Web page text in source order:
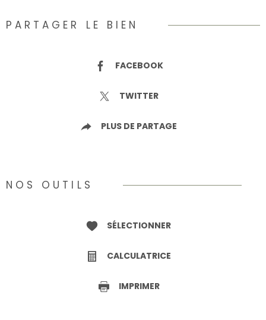
PARTAGER LE BIEN
FACEBOOK
TWITTER
PLUS DE PARTAGE
NOS OUTILS
SÉLECTIONNER
CALCULATRICE
IMPRIMER